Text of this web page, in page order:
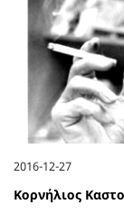
2016-12-27
Κορνήλιος